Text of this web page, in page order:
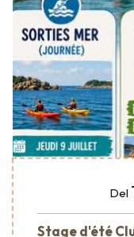
Del
Stage d'été